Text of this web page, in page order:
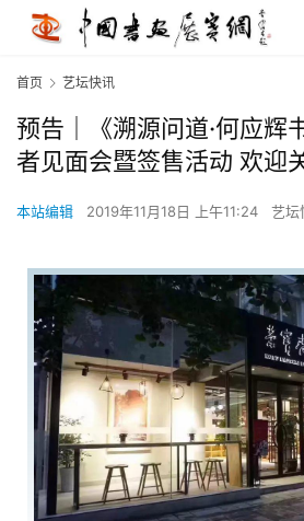
首页 艺坛快讯
预告｜《溯源问道·何应辉
者见面会暨签售活动 欢迎
本站编辑 2019年11月18日 上午11:24 艺坛